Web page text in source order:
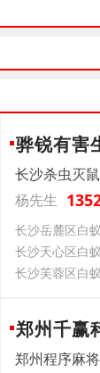
骅锐有害
长沙杀虫灭
杨先生
长沙岳麓区白
长沙天心区白
长沙芙蓉区白
郑州千赢
郑州程序麻